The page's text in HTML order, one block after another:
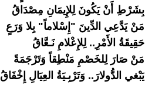
بِشَرْطِ أَنْ يَكُونَ لِلإِيمَانِ مِصْدَاقُ
مَنْ يَدَّعِي الدِّينَ "إِسْلاماً" بِلا وَرَعٍ
حَقِيقَةُ الأَمْرِ.. لِلإِعْلامِ نَـعَّاقُ
مَنْ صَارَ لِلخَصْمِ مَنْطِقاً وَتَرْجَمَةً
يَبْغي الدُّولارَ.. وَتَرْبِـيَةُ العِيَالِ إِخْفَاقُ